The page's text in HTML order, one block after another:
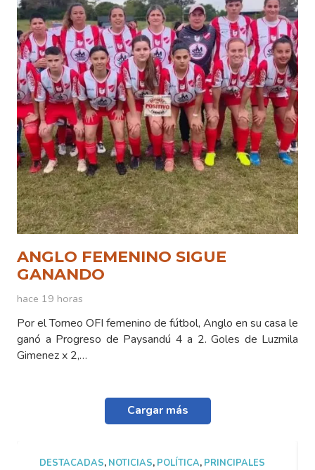
ANGLO FEMENINO SIGUE
GANANDO
hace 19 horas
Por el Torneo OFI femenino de fútbol, Anglo en su casa le
ganó a Progreso de Paysandú 4 a 2. Goles de Luzmila
Gimenez x 2,…
Cargar más
DESTACADAS, NOTICIAS, POLÍTICA, PRINCIPALES